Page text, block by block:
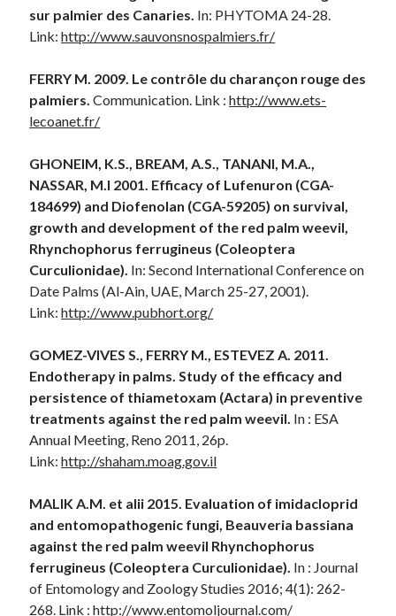
sur palmier des Canaries. In: PHYTOMA 24-28.
Link:http://www.sauvonsnospalmiers.fr/
FERRY M. 2009. Le contrôle du charançon rouge des
palmiers. Communication. Link :http://www.ets-
lecoanet.fr/
GHONEIM, K.S., BREAM, A.S., TANANI, M.A.,
NASSAR, M.I 2001. Efficacy of Lufenuron (CGA-
184699) and Diofenolan (CGA-59205) on survival,
growth and development of the red palm weevil,
Rhynchophorus ferrugineus (Coleoptera
Curculionidae). In: Second International Conference on
Date Palms (Al-Ain, UAE, March 25-27, 2001).
Link:http://www.pubhort.org/
GOMEZ-VIVES S., FERRY M., ESTEVEZ A. 2011.
Endotherapy in palms. Study of the efficacy and
persistence of thiametoxam (Actara) in preventive
treatments against the red palm weevil. In : ESA
Annual Meeting, Reno 2011, 26p.
Link:http://shaham.moag.gov.il
MALIK A.M. et alii 2015. Evaluation of imidacloprid
and entomopathogenic fungi, Beauveria bassiana
against the red palm weevil Rhynchophorus
ferrugineus (Coleoptera Curculionidae). In : Journal
of Entomology and Zoology Studies 2016; 4(1): 262-
268. Link :http://www.entomoljournal.com/